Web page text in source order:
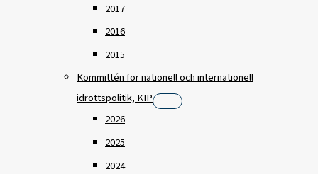
2017
2016
2015
Kommittén för nationell och internationell
idrottspolitik, KIP
2026
2025
2024